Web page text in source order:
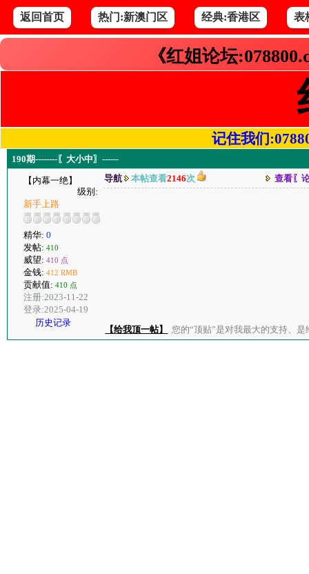
返回首页 热门:新澳门区 经典:香港区 表
《红姐论坛
记住我们
190期--------〖大小中〗------
【内幕一绝】
级别:
新手上路
精华: 0
发帖: 410
威望: 410 点
金钱: 412 RMB
贡献值: 410 点
注册:2023-11-22
登录:2025-04-19
历史记录
导航 本帖查看2146次 查看〖
【给我顶一帖】 您的“顶贴”是对我最大的支持、